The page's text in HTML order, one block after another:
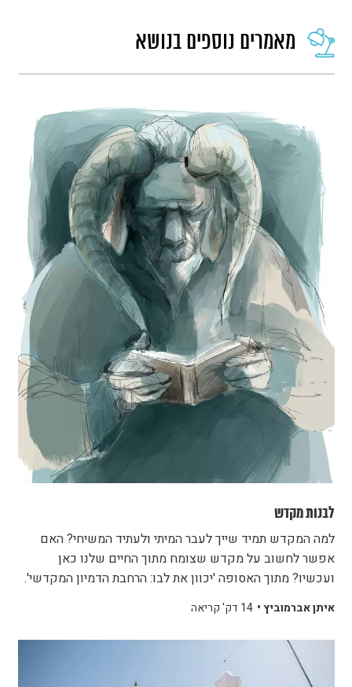
מאמרים נוספים בנושא
לבנות מקדש
איתן אברמוביץ • 14 דק' קריאה
למה המקדש תמיד שייך לעבר המיתי ולעתיד המשיחי? האם
אפשר לחשוב על מקדש שצומח מתוך החיים שלנו כאן
ועכשיו? מתוך האסופה 'יכוון את לבו: הרחבת הדמיון המקדשי'.